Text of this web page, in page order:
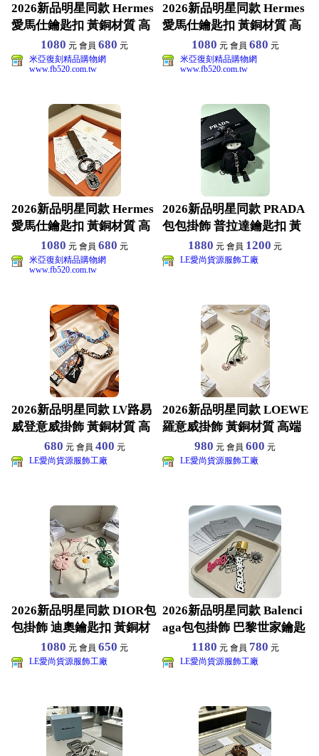
2026新品明星同款 Hermes
愛馬仕鑰匙扣 黃銅材質 高
端品質 包
1080 元 會員680 元
米亞復刻精品購物網
www.fb520.com.tw
2026新品明星同款 Hermes
愛馬仕鑰匙扣 黃銅材質 高
端品質 包
1080 元 會員 680 元
米亞復刻精品購物網
www.fb520.com.tw
2026新品明星同款 Hermes
愛馬仕鑰匙扣 黃銅材質 高
端品質 包
1080 元 會員680 元
米亞復刻精品購物網
www.fb520.com.tw
2026新品明星同款 PRADA
包包掛飾 普拉達鑰匙扣 黃
銅材質 高端
1880 元 會員 1200 元
LE愛尚貨源服飾工廠
2026新品明星同款 LV路易
威登意威掛飾 黃銅材質 高
端品質 包裝齊
680 元 會員 400 元
LE愛尚貨源服飾工廠
2026新品明星同款 LOEWE
羅意威掛飾 黃銅材質 高端
品質 包裝齊
980 元 會員600 元
LE愛尚貨源服飾工廠
2026新品明星同款 DIOR包
包掛飾 迪奧鑰匙扣 黃銅材
質 高端品質
1080 元 會員650 元
LE愛尚貨源服飾工廠
2026新品明星同款 Balenci
aga包包掛飾 巴黎世家鑰匙
1180 元 會員 780 元
LE愛尚貨源服飾工廠